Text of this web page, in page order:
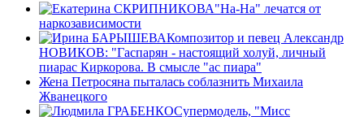
"На-На" лечатся от
наркозависимости
Композитор и певец Александр
НОВИКОВ: "Гаспарян - настоящий холуй, личный
пиарас Киркорова. В смысле "ас пиара"
Жена Петросяна пыталась соблазнить Михаила
Жванецкого
Супермодель, "Мисс